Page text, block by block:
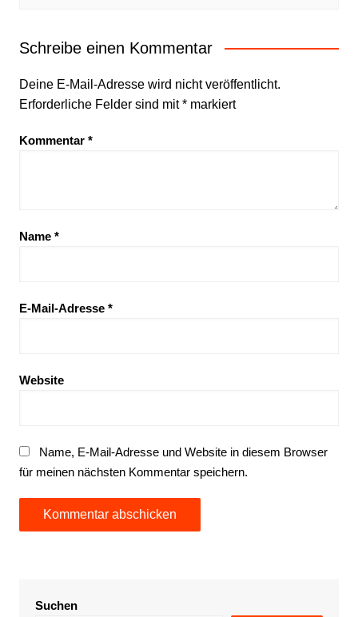
Schreibe einen Kommentar
Deine E-Mail-Adresse wird nicht veröffentlicht.
Erforderliche Felder sind mit*markiert
Kommentar *
Name *
E-Mail-Adresse *
Website
Name, E-Mail-Adresse und Website in diesem Browser
für meinen nächsten Kommentar speichern.
Suchen